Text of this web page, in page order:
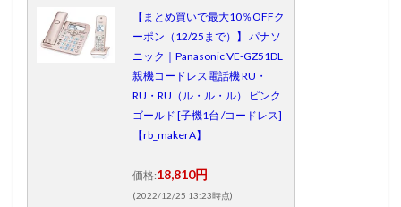
【まとめ買いで最大10％OFFク
ーポン（12/25まで）】 パナソ
ニック｜Panasonic VE-GZ51DL
親機コードレス電話機 RU・
RU・RU（ル・ル・ル） ピンク
ゴールド [子機1台 /コードレス]
【rb_makerA】
価格:18,810円
(2022/12/25 13:23時点)